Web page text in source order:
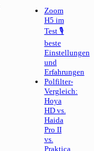
Zoom
H5 im
Test 🎙
beste
Einstellungen
und
Erfahrungen
Polfilter-
Vergleich:
Hoya
HD vs.
Haida
Pro II
vs.
Praktica